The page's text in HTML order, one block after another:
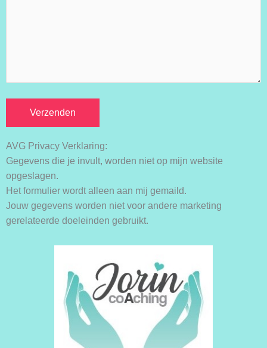
AVG Privacy Verklaring:
Gegevens die je invult, worden niet op mijn website
opgeslagen.
Het formulier wordt alleen aan mij gemaild.
Jouw gegevens worden niet voor andere marketing
gerelateerde doeleinden gebruikt.